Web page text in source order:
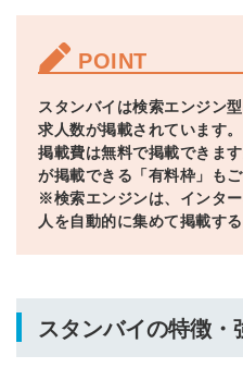
POINT
スタンバイは検索エンジン
求人数が掲載されています。
掲載費は無料で掲載できま
が掲載できる「有料枠」もご
※検索エンジンは、インタ
人を自動的に集めて掲載する
スタンバイの特徴・